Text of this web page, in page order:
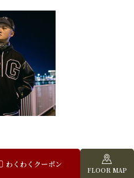
わくわくクーポン
FLOOR MAP
・R&B・REGGAEのDJ